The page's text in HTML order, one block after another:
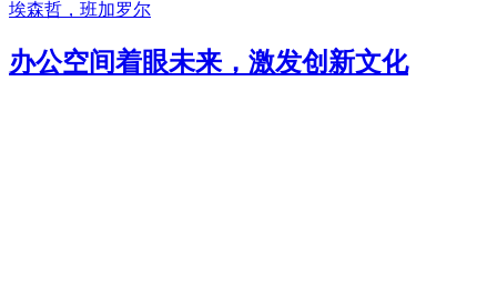
埃森哲，班加罗尔
办公空间着眼未来，激发创新文化